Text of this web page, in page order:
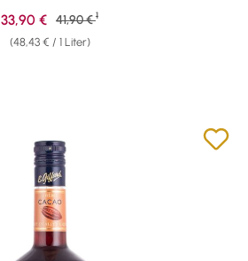
(48,43 € / 1 Liter)
Verkaufspreis:
33,90 € Regulärer Preis:
41,90 € 1